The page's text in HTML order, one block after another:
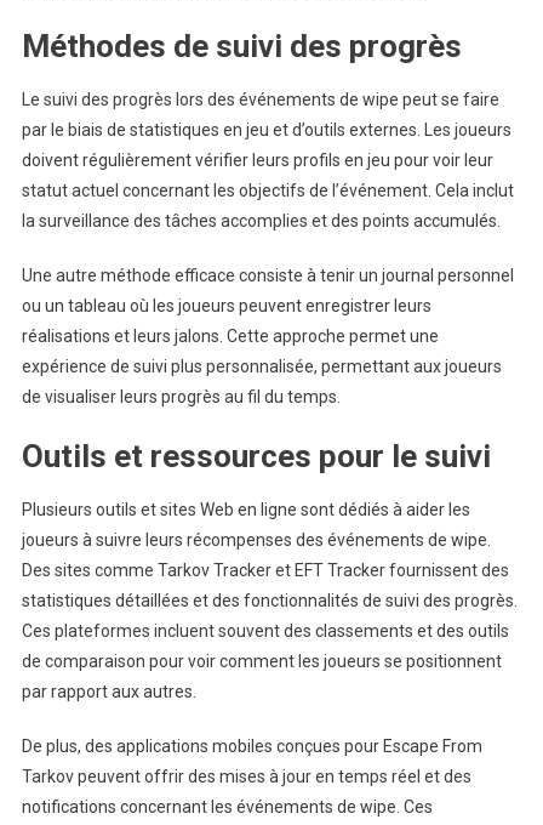
Méthodes de suivi des progrès
Le suivi des progrès lors des événements de wipe peut se faire
par le biais de statistiques en jeu et d’outils externes. Les joueurs
doivent régulièrement vérifier leurs profils en jeu pour voir leur
statut actuel concernant les objectifs de l’événement. Cela inclut
la surveillance des tâches accomplies et des points accumulés.
Une autre méthode efficace consiste à tenir un journal personnel
ou un tableau où les joueurs peuvent enregistrer leurs
réalisations et leurs jalons. Cette approche permet une
expérience de suivi plus personnalisée, permettant aux joueurs
de visualiser leurs progrès au fil du temps.
Outils et ressources pour le suivi
Plusieurs outils et sites Web en ligne sont dédiés à aider les
joueurs à suivre leurs récompenses des événements de wipe.
Des sites comme Tarkov Tracker et EFT Tracker fournissent des
statistiques détaillées et des fonctionnalités de suivi des progrès.
Ces plateformes incluent souvent des classements et des outils
de comparaison pour voir comment les joueurs se positionnent
par rapport aux autres.
De plus, des applications mobiles conçues pour Escape From
Tarkov peuvent offrir des mises à jour en temps réel et des
notifications concernant les événements de wipe. Ces